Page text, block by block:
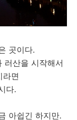
곳이다.
러산을 시작해서
라면
다.
아쉽긴 하지만.